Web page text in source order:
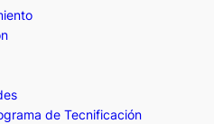
de Tecnificación